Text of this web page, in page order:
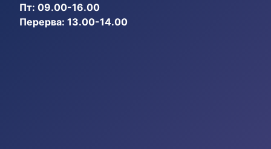
Пт: 09.00-16.00
Перерва: 13.00-14.00